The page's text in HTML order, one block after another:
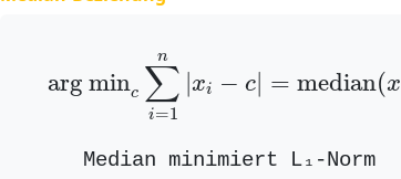
arg minc
n
∑
i=1
|xi − c| = median(x
c
Median minimiert L₁-Norm